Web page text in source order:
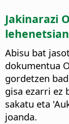
Jakinarazi
Abisu bat
dokumentua
gordetzen
gisa ezarri ez
sakatu eta
joanda.